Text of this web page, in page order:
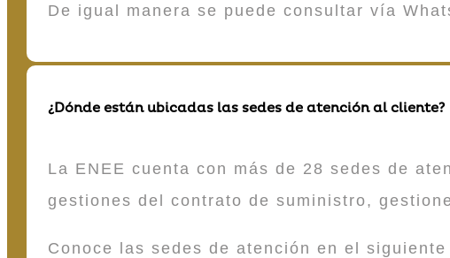
De igual manera se puede consultar vía
¿Dónde están ubicadas las sedes de atención al cliente?
La ENEE cuenta con más de 28 sedes de
gestiones del contrato de suministro,
Conoce las sedes de atención en el siguiente